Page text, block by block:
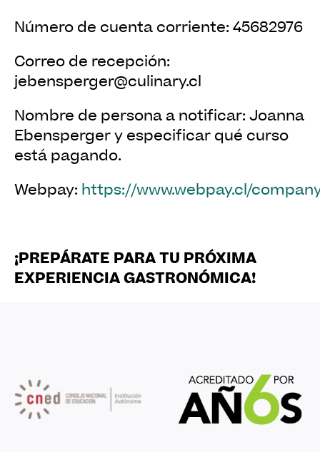
Número de cuenta corriente: 45682976
Correo de recepción:
jebensperger@culinary.cl
Nombre de persona a notificar: Joanna
Ebensperger y especificar qué curso
está pagando.
Webpay: https://www.webpay.cl/
¡PREPÁRATE PARA TU PRÓXIMA
EXPERIENCIA GASTRONÓMICA!